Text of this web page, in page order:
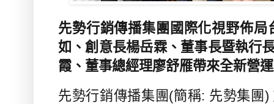
先勢行銷傳播集團國際化視野佈
如、創意長楊岳霖、董事長暨執行
霞、董事總經理廖舒雁帶來全新營
先勢行銷傳播集團 (簡稱: 先勢集團 )